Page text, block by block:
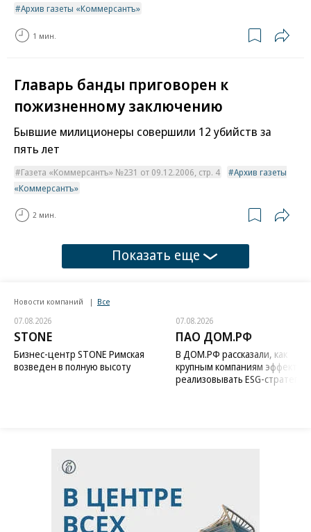
Архив газеты «Коммерсантъ»
1 мин.
Главарь банды приговорен к
пожизненному заключению
Бывшие милиционеры совершили 12 убийств за
пять лет
Газета «Коммерсантъ» №231 от 09.12.2006, стр. 4
Архив газеты
«Коммерсантъ»
2 мин.
Показать еще
Новости компаний Все
07.08.2026
STONE
Бизнес-центр STONE Римская
возведен в полную высоту
07.08.2026
ПАО ДОМ.РФ
В ДОМ.РФ рассказали, как
крупным компаниям
реализовывать ESG-стратегию